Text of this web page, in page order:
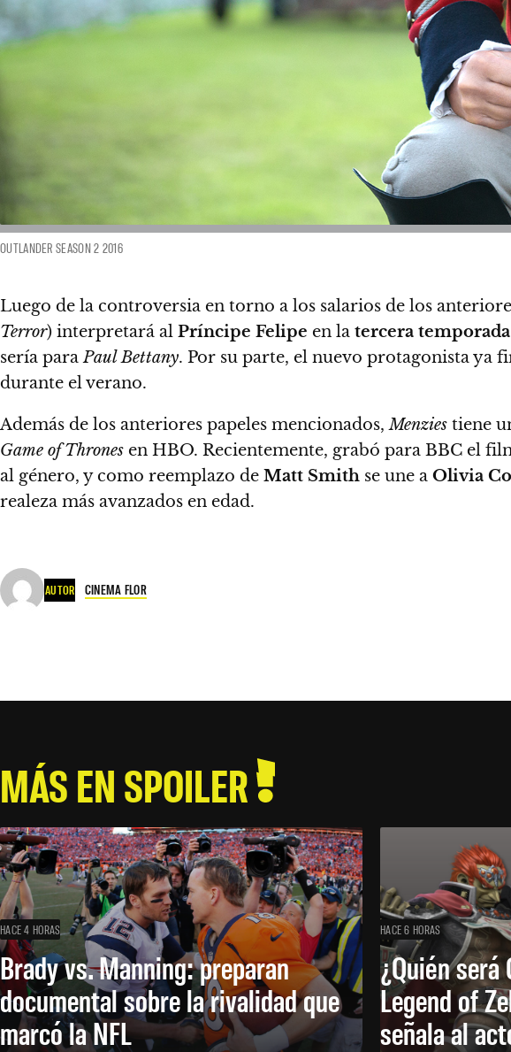
OUTLANDER SEASON 2 2016
Luego de la controversia en torno a los salarios de los
Terror) interpretará al Príncipe Felipe en la tercera temporada
sería paraPaul Bettany. Por su parte, el nuevo protagonista ya
durante el verano.
Además de los anteriores papeles mencionados,Menzies tiene
Game of Thrones en HBO. Recientemente, grabó para BBC el
al género, y como reemplazo de Matt Smith se une a Olivia
realeza más avanzados en edad.
AUTOR CINEMA FLOR
MÁS EN SPOILER
HACE 4 HORAS
Brady vs. Manning: preparan
documental sobre la rivalidad que
marcó la NFL
HACE 6 HORAS
¿Quién será
Legend of
señala al